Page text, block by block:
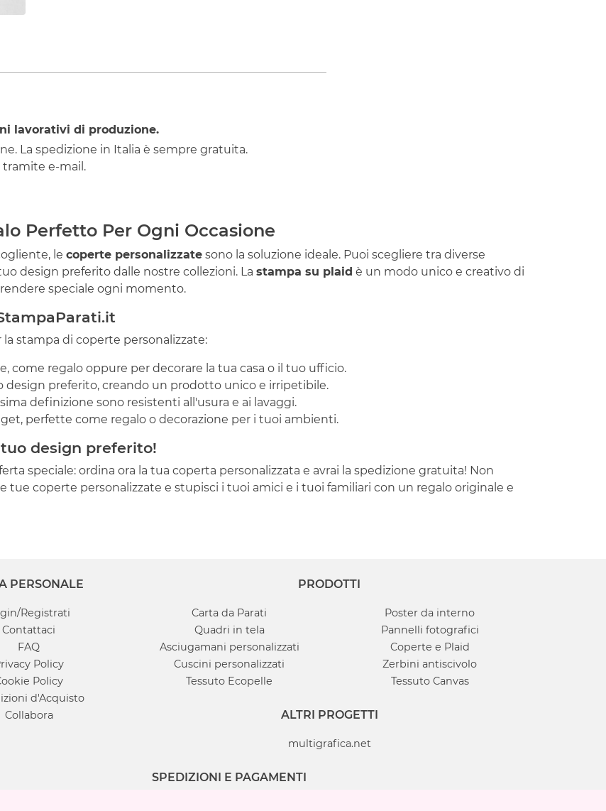
lavorativi di produzione.
La spedizione in Italia è sempre gratuita.
tramite e-mail.
Perfetto Per Ogni Occasione
le coperte personalizzate sono la soluzione ideale. Puoi scegliere tra diverse
design preferito dalle nostre collezioni. La stampa su plaid è un modo unico e creativo di
speciale ogni momento.
stampa di coperte personalizzate:
come regalo oppure per decorare la tua casa o il tuo ufficio.
design preferito, creando un prodotto unico e irripetibile.
definizione sono resistenti all'usura e ai lavaggi.
perfette come regalo o decorazione per i tuoi ambienti.
design preferito!
speciale: ordina ora la tua coperta personalizzata e avrai la spedizione gratuita! Non
tue coperte personalizzate e stupisci i tuoi amici e i tuoi familiari con un regalo originale e
PERSONALE
Registrati
Contattaci
FAQ
Policy
Policy
d'Acquisto
Collabora
PRODOTTI
Carta da Parati
Poster da interno
Quadri in tela
Pannelli fotografici
Asciugamani personalizzati
Coperte e Plaid
Cuscini personalizzati
Zerbini antiscivolo
Tessuto Ecopelle
Tessuto Canvas
ALTRI PROGETTI
multigrafica.net
SPEDIZIONI E PAGAMENTI